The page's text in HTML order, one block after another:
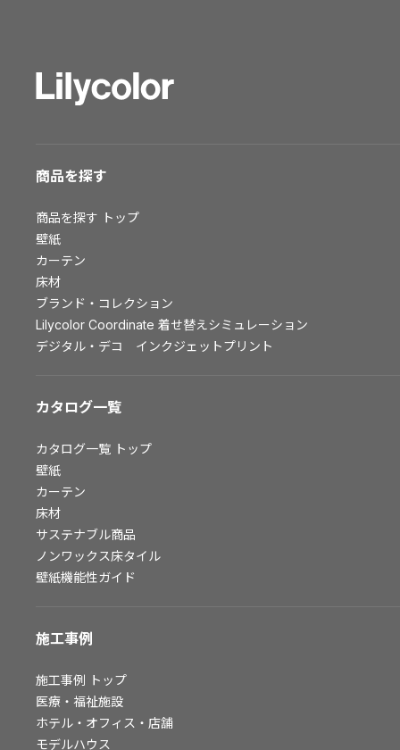
仙台ショールーム
お客様サポート
お客様サポート トップ
資料ダウンロード
画像ダウンロード
動画一覧
お手入れ便利帳
お役立ち資料
お問い合わせ（一般のお客様）
よくあるご質問
非住宅案件に関するお問い合わせ
事業紹介
スペースソリューション事業
ファシリティソリューション事業
不動産投資開発事業
商品を探す
商品を探す トップ
壁紙
カーテン
床材
ブランド・コレクション
Lilycolor Coordinate 着せ替えシミュレーション
デジタル・デコ インクジェットプリント
カタログ一覧
カタログ一覧 トップ
壁紙
カーテン
床材
サステナブル商品
ノンワックス床タイル
壁紙機能性ガイド
施工事例
施工事例 トップ
医療・福祉施設
ホテル・オフィス・店舗
モデルハウス